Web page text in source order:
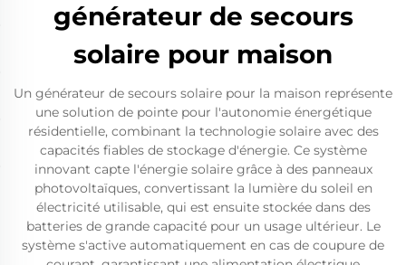
générateur de secours
solaire pour maison
Un générateur de secours solaire pour la maison représente
une solution de pointe pour l'autonomie énergétique
résidentielle, combinant la technologie solaire avec des
capacités fiables de stockage d'énergie. Ce système
innovant capte l'énergie solaire grâce à des panneaux
photovoltaïques, convertissant la lumière du soleil en
électricité utilisable, qui est ensuite stockée dans des
batteries de grande capacité pour un usage ultérieur. Le
système s'active automatiquement en cas de coupure de